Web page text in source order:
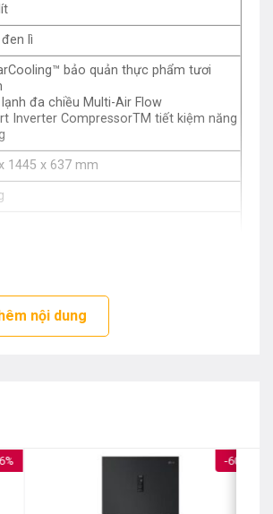
lì
bảo quản thực phẩm tươi
lạnh đa chiều Multi-Air Flow
Inverter CompressorTM tiết kiệm năng
1445 x 637 mm
nội dung
-60%